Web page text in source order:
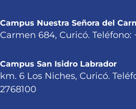
Campus Nuestra Señora del
Carmen 684, Curicó. Teléfono:
Campus San Isidro Labrador
km. 6 Los Niches, Curicó.
2768100